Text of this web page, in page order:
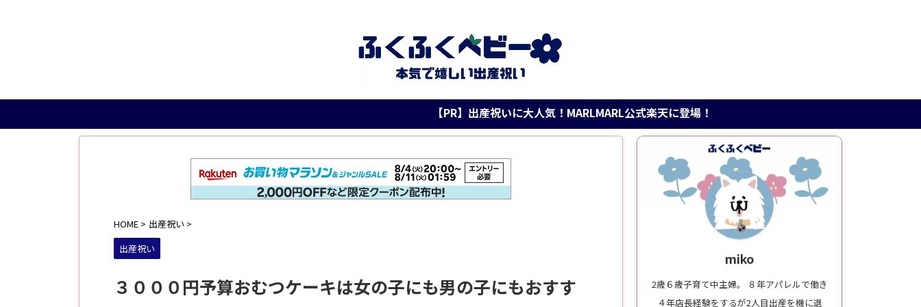
【PR】出産祝いに大人気！MARLMARL公式楽天に登場！
HOME > 出産祝い >
出産祝い
３０００円予算おむつケーキは女の子にも男の子にもおすす
miko
2歳６歳子育て中主婦。 ８年アパレルで働き
４年店長経験をするが2人目出産を機に退